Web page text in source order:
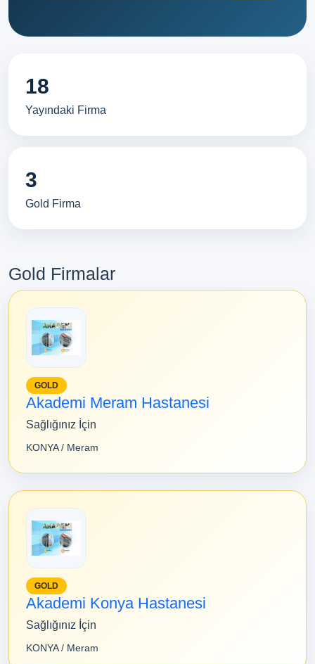
18
Yayındaki Firma
3
Gold Firma
Gold Firmalar
GOLD
Akademi Meram Hastanesi
Sağlığınız İçin
KONYA / Meram
GOLD
Akademi Konya Hastanesi
Sağlığınız İçin
KONYA / Meram